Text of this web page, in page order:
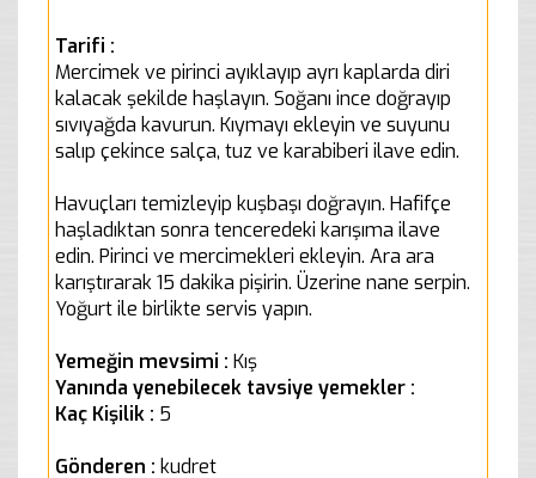
Tarifi :
Mercimek ve pirinci ayıklayıp ayrı kaplarda diri
kalacak şekilde haşlayın. Soğanı ince doğrayıp
sıvıyağda kavurun. Kıymayı ekleyin ve suyunu
salıp çekince salça, tuz ve karabiberi ilave edin.
Havuçları temizleyip kuşbaşı doğrayın. Hafifçe
haşladıktan sonra tenceredeki karışıma ilave
edin. Pirinci ve mercimekleri ekleyin. Ara ara
karıştırarak 15 dakika pişirin. Üzerine nane serpin.
Yoğurt ile birlikte servis yapın.
Yemeğin mevsimi : Kış
Yanında yenebilecek tavsiye yemekler :
Kaç Kişilik : 5
Gönderen : kudret